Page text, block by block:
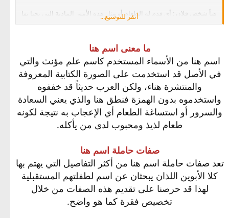
هنأ شخص فلان : أي قدم له الطعام أو مثل هذه الأمور المادية التي يحيا بها
الشخص أو تدخل السرور على النفس.
هنأ الرجل جاره : وقف بجوار جاره ونصره على الذي يقف أمامه.
هنأ الجمل : قام بطلاه بالهناء أي بالقطران وهو ما يدهن به جلد الجمل
الأجرب.​
أنقر للتوسيع...
ما معنى اسم هنا
اسم هنا من الأسماء المستخدم كاسم علم مؤنث والتي
في الأصل قد استخدمت على الصورة الكتابية المعروفة
والمنتشرة هناء، ولكن العرب حديثاً قد خففوه
واستخدموه بدون الهمزة فنطق هنا والذي يعني السعادة
والسرور أو استساغة الطعام أي الإعجاب به نتيجة لكونه
طعام لذيذ ومحبوب لدى من يأكله.
صفات حاملة اسم هنا
تعد صفات حاملة اسم هنا من أكثر التفاصيل التي يهتم بها
كلا الأبوين اللذان يبحثان عن اسم لطفلتهم المستقبلية
لهذا قد حرصنا على تقديم هذه الصفات من خلال
تخصيص فقرة كما هو واضح.